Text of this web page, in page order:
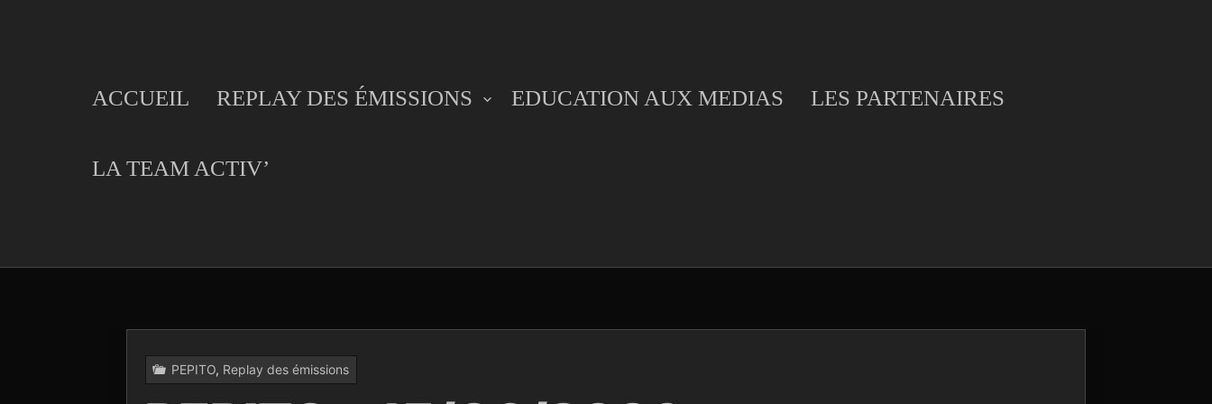
ACCUEIL REPLAY DES ÉMISSIONS EDUCATION AUX MEDIAS LES PARTENAIRES
LA TEAM ACTIV’
PEPITO, Replay des émissions